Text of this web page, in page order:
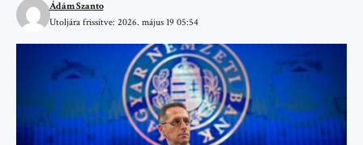
Utoljára frissítve: 2026. május 19 05:54
Ádám Szanto